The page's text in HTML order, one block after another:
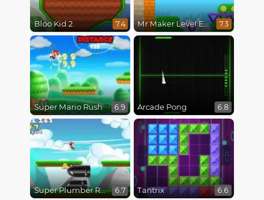
Bloo Kid 2 7.4 Mr Maker Level Editor 7.3
Super Mario Rush 6.9 Arcade Pong 6.8
Super Plumber Run 6.7 Tantrix 6.6